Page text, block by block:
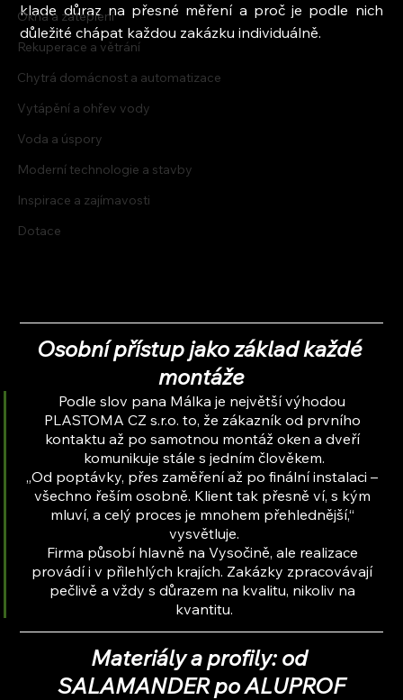
Okna a zateplení
Rekuperace a větrání
Chytrá domácnost a automatizace
Vytápění a ohřev vody
Voda a úspory
Moderní technologie a stavby
Inspirace a zajímavosti
Dotace
klade důraz na přesné měření a proč je podle nich
důležité chápat každou zakázku individuálně.
Osobní přístup jako základ každé
montáže
Podle slov pana Málka je největší výhodou
PLASTOMA CZ s.r.o. to, že zákazník od prvního
kontaktu až po samotnou montáž oken a dveří
komunikuje stále s jedním člověkem.
„Od poptávky, přes zaměření až po finální instalaci –
všechno řeším osobně. Klient tak přesně ví, s kým
mluví, a celý proces je mnohem přehlednější,“
vysvětluje.
Firma působí hlavně na Vysočině, ale realizace
provádí i v přilehlých krajích. Zakázky zpracovávají
pečlivě a vždy s důrazem na kvalitu, nikoliv na
kvantitu.
Materiály a profily: od
SALAMANDER po ALUPROF